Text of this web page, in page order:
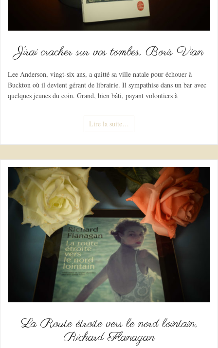
J’irai cracher sur vos tombes, Boris Vian
Lee Anderson, vingt-six ans, a quitté sa ville natale pour échouer à
Buckton où il devient gérant de librairie. Il sympathise dans un bar avec
quelques jeunes du coin. Grand, bien bâti, payant volontiers à
Lire la suite…
La Route étroite vers le nord lointain,
Richard Flanagan